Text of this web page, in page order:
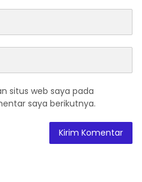
situs web saya pada
saya berikutnya.